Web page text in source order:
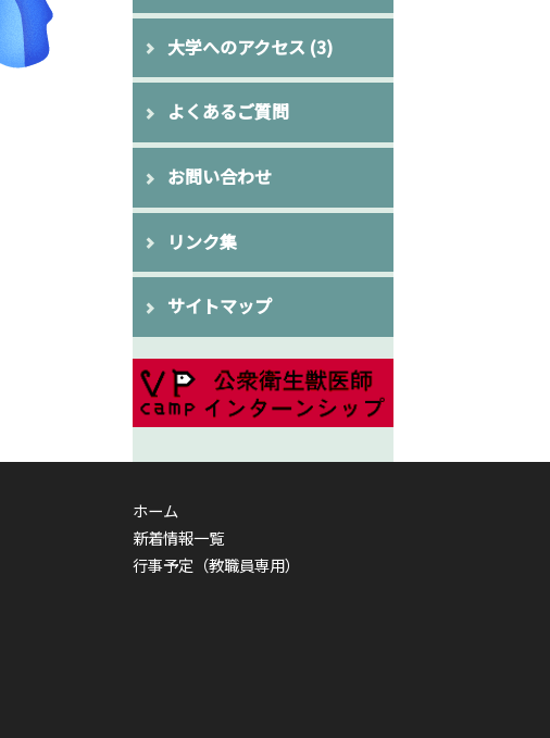
大学へのアクセス (3)
よくあるご質問
お問い合わせ
リンク集
サイトマップ
ホーム
新着情報一覧
行事予定（教職員専用）